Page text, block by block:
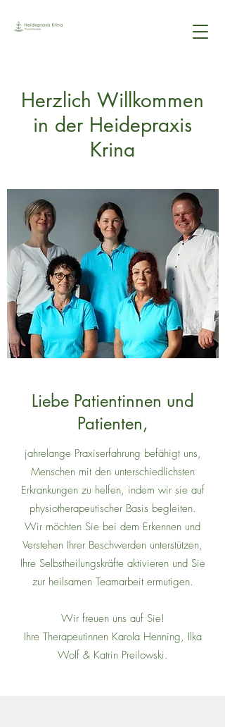
Herzlich Willkommen
in der Heidepraxis
Krina
Liebe Patientinnen und
Patienten,
jahrelange Praxiserfahrung befähigt uns,
Menschen mit den unterschiedlichsten
Erkrankungen zu helfen, indem wir sie auf
physiotherapeutischer Basis begleiten.
Wir möchten Sie bei dem Erkennen und
Verstehen Ihrer Beschwerden unterstützen,
Ihre Selbstheilungskräfte aktivieren und Sie
zur heilsamen Teamarbeit ermutigen.
Wir freuen uns auf Sie!
Ihre Therapeutinnen Karola Henning, Ilka
Wolf & Katrin Preilowski.